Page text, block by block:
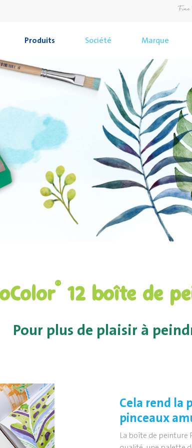
Produits Société Marque
® 12 boîte de
Pour plus de plaisir à
Cela rend la
pinceaux
La boîte de peinture